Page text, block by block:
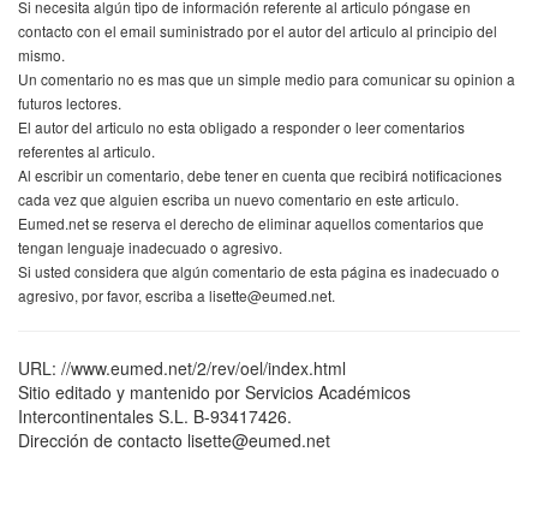
Si necesita algún tipo de información referente al articulo póngase en
contacto con el email suministrado por el autor del articulo al principio del
mismo.
Un comentario no es mas que un simple medio para comunicar su opinion a
futuros lectores.
El autor del articulo no esta obligado a responder o leer comentarios
referentes al articulo.
Al escribir un comentario, debe tener en cuenta que recibirá notificaciones
cada vez que alguien escriba un nuevo comentario en este articulo.
Eumed.net se reserva el derecho de eliminar aquellos comentarios que
tengan lenguaje inadecuado o agresivo.
Si usted considera que algún comentario de esta página es inadecuado o
agresivo, por favor, escriba a lisette@eumed.net.
URL: //www.eumed.net/2/rev/oel/index.html
Sitio editado y mantenido por Servicios Académicos
Intercontinentales S.L. B-93417426.
Dirección de contacto lisette@eumed.net